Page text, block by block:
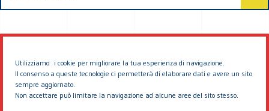
Utilizziamo i cookie per migliorare la tua esperienza di navigazione.
Il consenso a queste tecnologie ci permetterà di elaborare dati e avere un sito
sempre aggiornato.
Non accettare può limitare la navigazione ad alcune aree del sito stesso.